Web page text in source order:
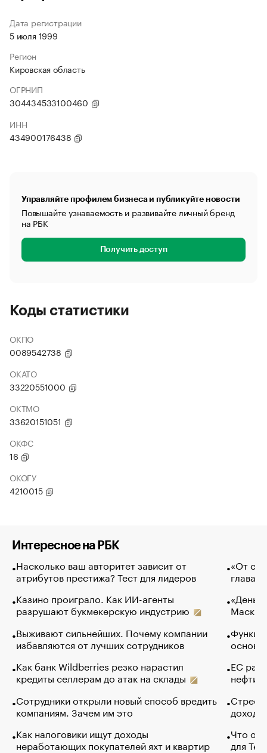
Дата регистрации
5 июля 1999
Регион
Кировская область
ОГРНИП
304434533100460
ИНН
434900176438
Управляйте профилем бизнеса и публикуйте новости
Повышайте узнаваемость и развивайте личный бренд
на РБК
Получить доступ
Коды статистики
ОКПО
0089542738
ОКАТО
33220551000
ОКТМО
33620151051
ОКФС
16
ОКОГУ
4210015
Интересное на РБК
Насколько ваш авторитет зависит от
атрибутов престижа? Тест для лидеров
Казино проиграло. Как ИИ-агенты
разрушают букмекерскую индустрию
Выживают сильнейших. Почему компании
избавляются от лучших сотрудников
Как банк Wildberries резко нарастил
кредиты селлерам до атак на склады
Сотрудники открыли новый способ вредить
компаниям. Зачем им это
Как налоговики ищут доходы
неработающих покупателей яхт и квартир
«От
глава
Маск в
основ
ЕС
нефти
Что
для